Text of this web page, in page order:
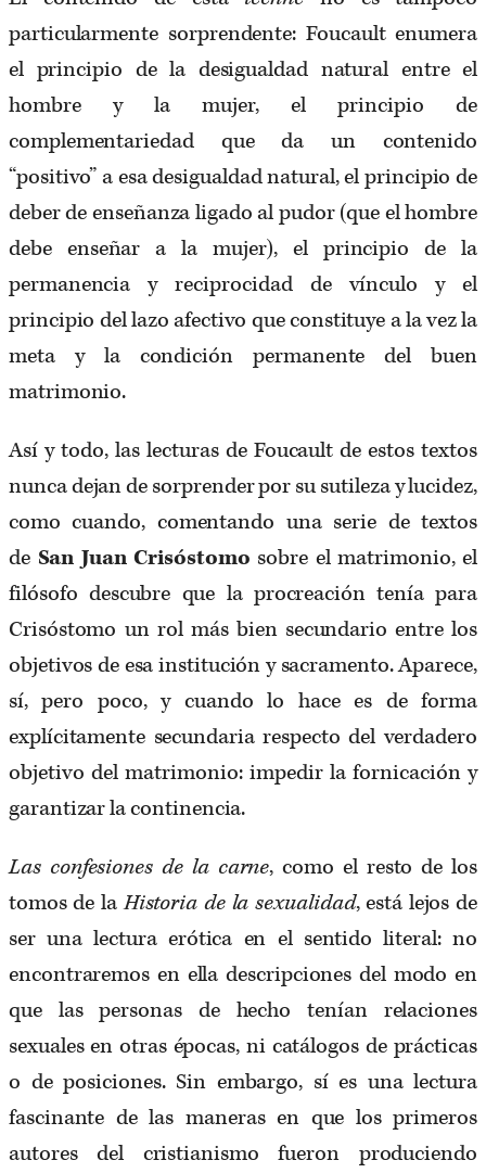
particularmente sorprendente: Foucault enumera
el principio de la desigualdad natural entre el
hombre y la mujer, el principio de
complementariedad que da un contenido
“positivo” a esa desigualdad natural, el principio de
deber de enseñanza ligado al pudor (que el hombre
debe enseñar a la mujer), el principio de la
permanencia y reciprocidad de vínculo y el
principio del lazo afectivo que constituye a la vez la
meta y la condición permanente del buen
matrimonio.
Así y todo, las lecturas de Foucault de estos textos
nunca dejan de sorprender por su sutileza y lucidez,
como cuando, comentando una serie de textos
de San Juan Crisóstomo sobre el matrimonio, el
filósofo descubre que la procreación tenía para
Crisóstomo un rol más bien secundario entre los
objetivos de esa institución y sacramento. Aparece,
sí, pero poco, y cuando lo hace es de forma
explícitamente secundaria respecto del verdadero
objetivo del matrimonio: impedir la fornicación y
garantizar la continencia.
Las confesiones de la carne, como el resto de los
tomos de laHistoria de la sexualidad, está lejos de
ser una lectura erótica en el sentido literal: no
encontraremos en ella descripciones del modo en
que las personas de hecho tenían relaciones
sexuales en otras épocas, ni catálogos de prácticas
o de posiciones. Sin embargo, sí es una lectura
fascinante de las maneras en que los primeros
autores del cristianismo fueron produciendo